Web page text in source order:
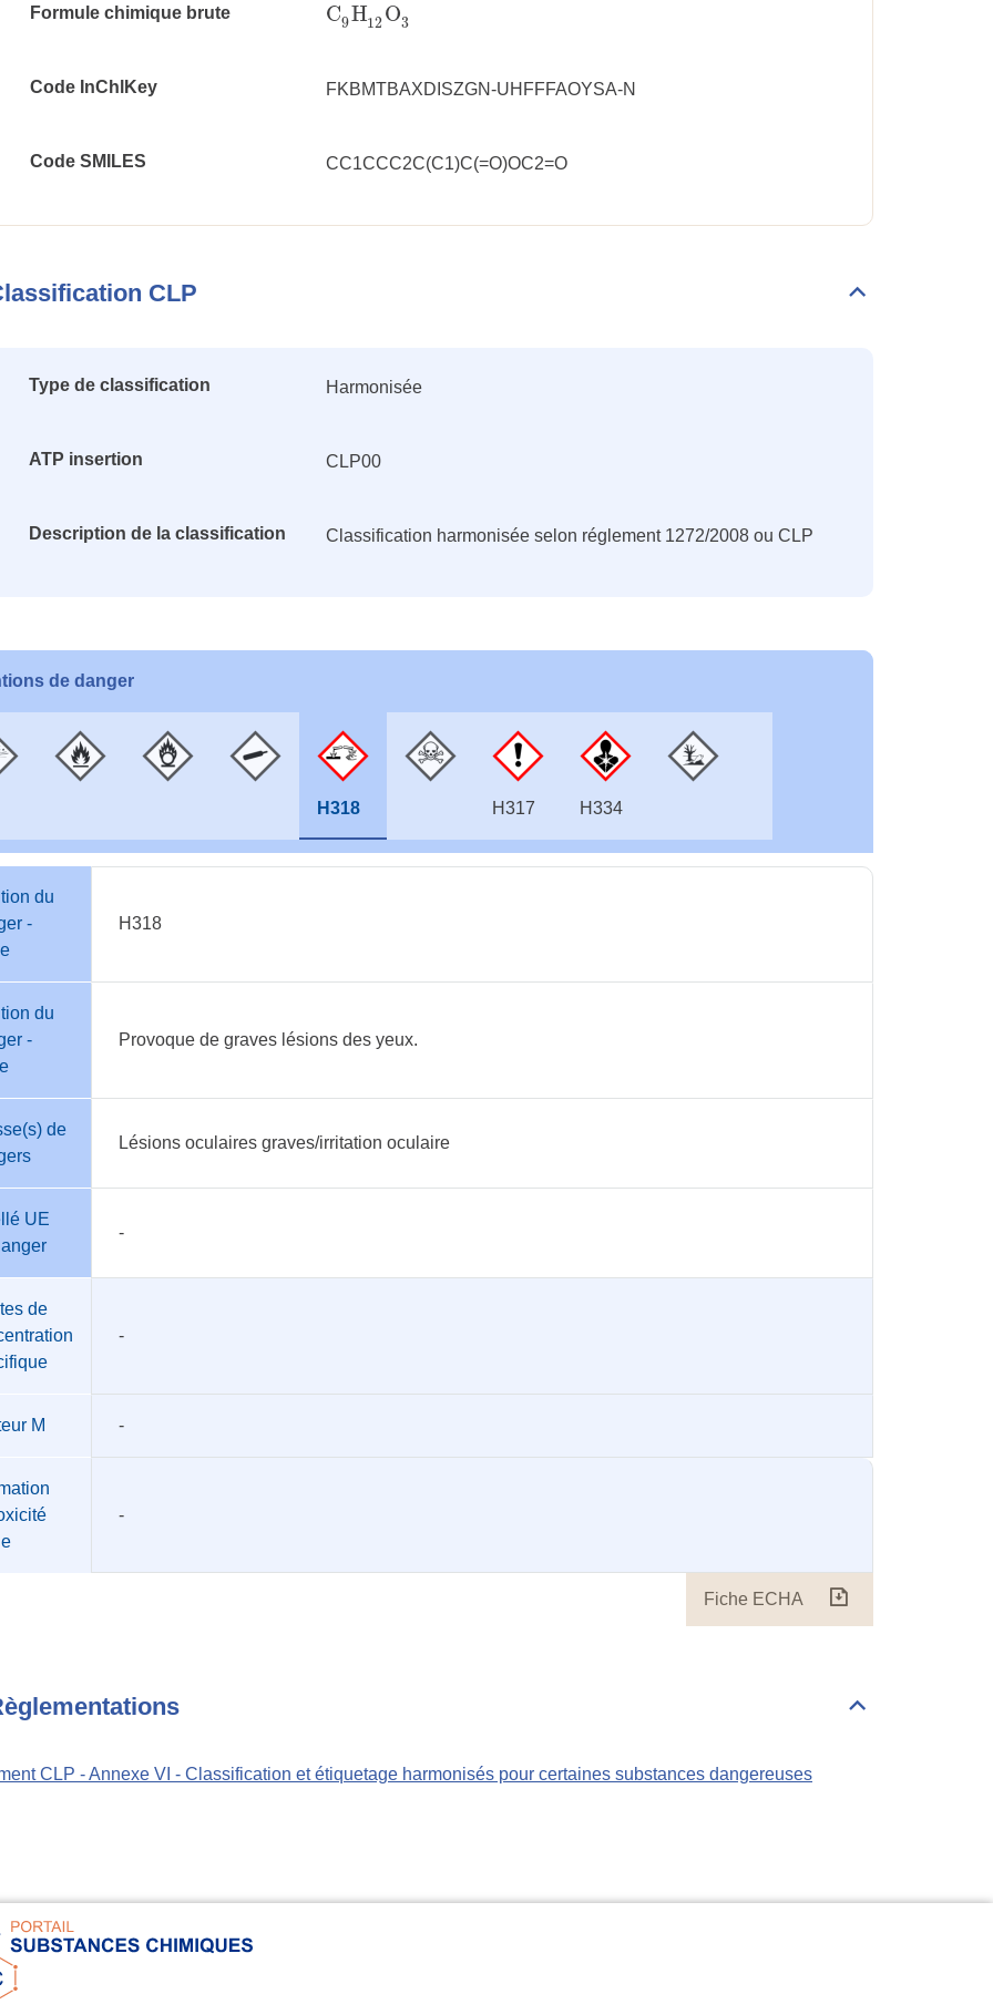
Formule chimique brute C9H12 O3
C9H12 O3
Code InChlKey FKBMTBAXDISZGN-UHFFFAOYSA-N
Code SMILES CC1CCC2C(C1)C(=O)OC2=O
CLP
Déplier/replier
Type de classification Harmonisée
ATP insertion CLP00
Description de la classification Classification harmonisée selon réglement 1272/2008 ou CLP
de danger
H318 H317 H334
du
-
H318
du
-
Provoque de graves lésions des yeux.
de
Lésions oculaires graves/irritation oculaire
UE
-
de
-
M -
-
Fiche ECHA
ECHA
Déplier/replier
CLP - Annexe VI - Classification et étiquetage harmonisés pour certaines substances dangereuses